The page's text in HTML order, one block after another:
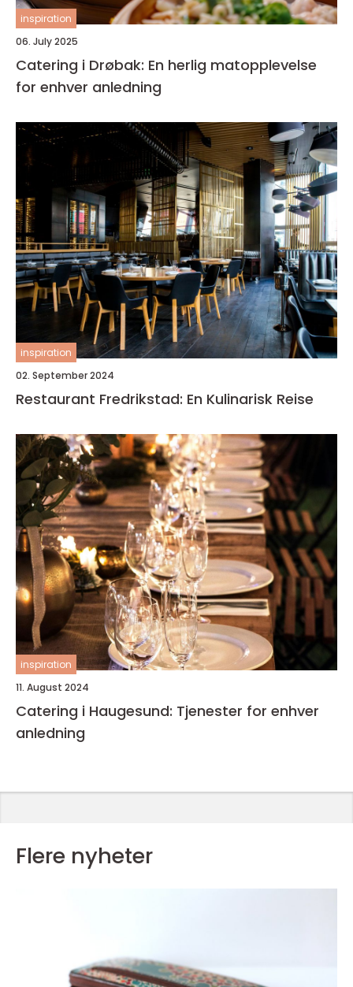
inspiration
06. July 2025
Catering i Drøbak: En herlig matopplevelse
for enhver anledning
inspiration
02. September 2024
Restaurant Fredrikstad: En Kulinarisk Reise
inspiration
11. August 2024
Catering i Haugesund: Tjenester for enhver
anledning
Flere nyheter